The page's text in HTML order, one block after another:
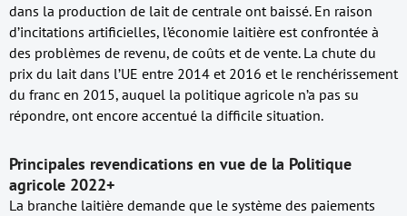
dans la production de lait de centrale ont baissé. En raison
d’incitations artificielles, l’économie laitière est confrontée à
des problèmes de revenu, de coûts et de vente. La chute du
prix du lait dans l’UE entre 2014 et 2016 et le renchérissement
du franc en 2015, auquel la politique agricole n’a pas su
répondre, ont encore accentué la difficile situation.
Principales revendications en vue de la Politique
agricole 2022+
La branche laitière demande que le système des paiements